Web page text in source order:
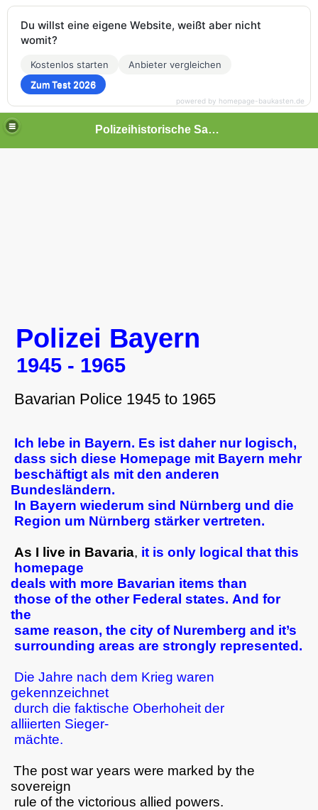
Polizeihistorische Sammlung
Polizei Bayern
1945 - 1965
Bavarian Police 1945 to 1965
Ich lebe in Bayern. Es ist daher nur logisch,
dass sich diese Homepage mit Bayern mehr
beschäftigt als mit den anderen
Bundesländern.
In Bayern wiederum sind Nürnberg und die
Region um Nürnberg stärker vertreten.
As I live in Bavaria, it is only logical that this
homepage
deals with more Bavarian items than
those of the other Federal states. And for
the
same reason, the city of Nuremberg and it’s
surrounding areas are strongly represented.
Die Jahre nach dem Krieg waren
gekennzeichnet
durch die faktische Oberhoheit der
alliierten Sieger-
mächte.
The post war years were marked by the
sovereign
rule of the victorious allied powers.
Du willst eine eigene Website, weißt aber nicht
womit?
Kostenlos starten
Anbieter vergleichen
Zum Test 2026
powered by homepage-baukasten.de